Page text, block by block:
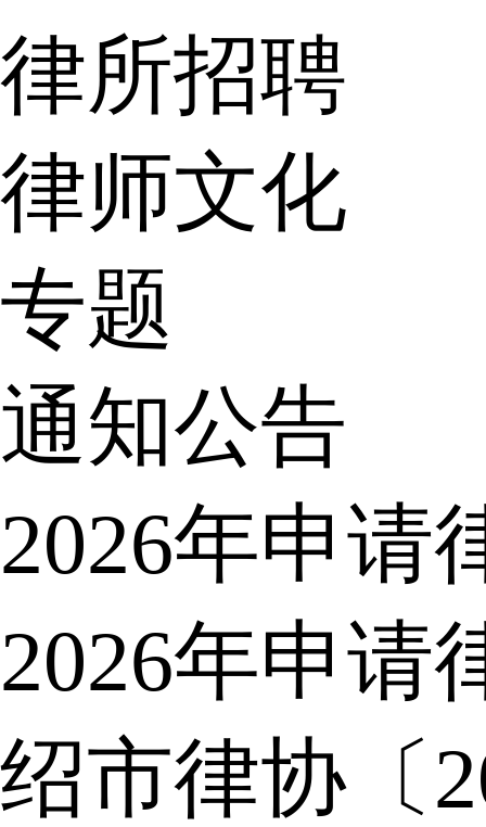
律所招聘
律师文化
专题
通知公告
2026年申请
2026年申请
绍市律协〔